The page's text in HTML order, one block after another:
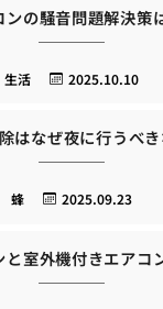
ンの騒音問題解決策
2025.10.10
生活
はなぜ夜に行うべ
2025.09.23
蜂
と室外機付きエアコ